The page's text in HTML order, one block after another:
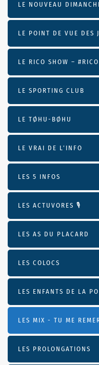
LE NOUVEAU
LE POINT DE VUE DES
LE RICO SHOW –
LE SPORTING CLUB
LE TØHU-BØHU
LE VRAI DE L’INFO
LES 5 INFOS
LES ACTUVORES 🎙
LES AS DU PLACARD
LES COLOCS
LES ENFANTS DE LA
LES MIX - TU ME
LES PROLONGATIONS